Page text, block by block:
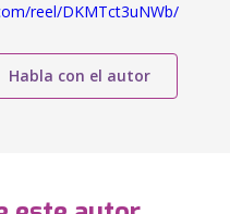
reel/DKMTct3uNWb/
Habla con el autor